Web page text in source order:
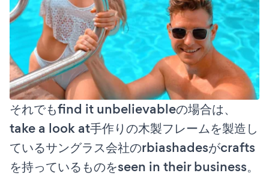
それでもfind it unbelievableの場合は、
take a look at手作りの木製フレームを製造し
ているサングラス会社のrbiashadesがcrafts
を持っているものをseen in their business。